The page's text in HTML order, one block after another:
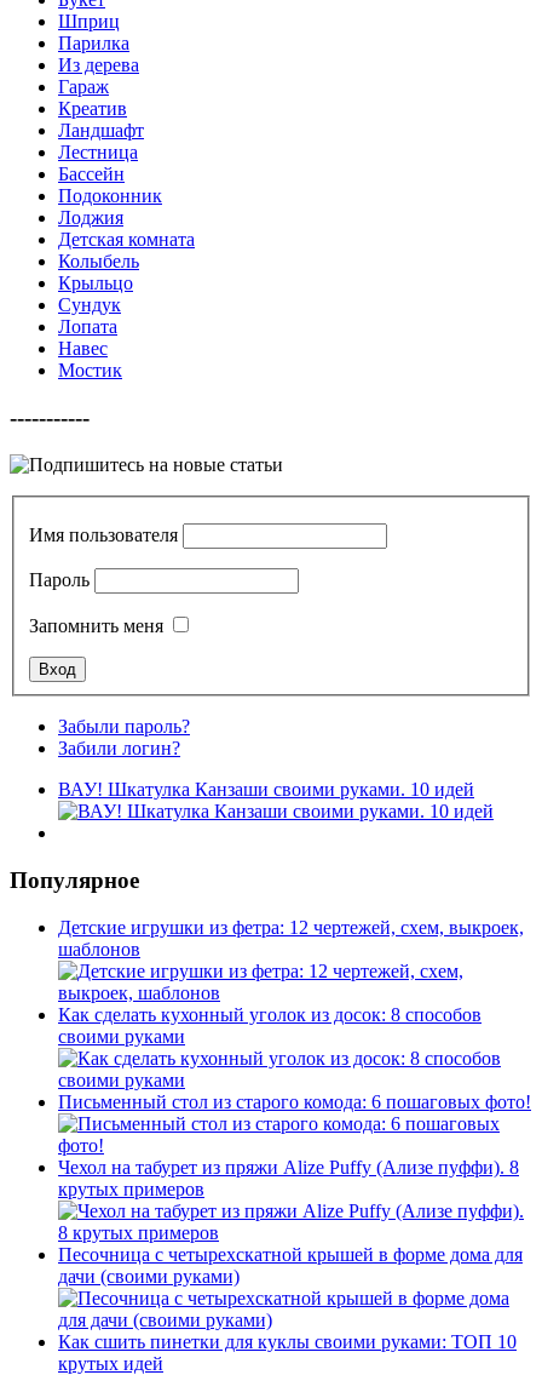
Шприц
Парилка
Из дерева
Гараж
Креатив
Ландшафт
Лестница
Бассейн
Подоконник
Лоджия
Детская комната
Колыбель
Крыльцо
Сундук
Лопата
Навес
Мостик
-----------
Имя пользователя
Пароль
Запомнить меня
Забыли пароль?
Забили логин?
ВАУ! Шкатулка Канзаши своими руками. 10 идей
Популярное
Детские игрушки из фетра: 12 чертежей, схем, выкроек,
шаблонов
Как сделать кухонный уголок из досок: 8 способов
своими руками
Письменный стол из старого комода: 6 пошаговых фото!
Чехол на табурет из пряжи Alize Puffy (Ализе пуффи). 8
крутых примеров
Песочница с четырехскатной крышей в форме дома для
дачи (своими руками)
Как сшить пинетки для куклы своими руками: ТОП 10
крутых идей